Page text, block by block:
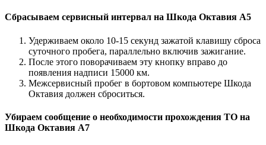
Сбрасываем сервисный интервал на Шкода Октавия A5
Удерживаем около 10-15 секунд зажатой клавишу сброса
суточного пробега, параллельно включив зажигание.
После этого поворачиваем эту кнопку вправо до
появления надписи 15000 км.
Межсервисный пробег в бортовом компьютере Шкода
Октавия должен сброситься.
Убираем сообщение о необходимости прохождения ТО на
Шкода Октавия A7